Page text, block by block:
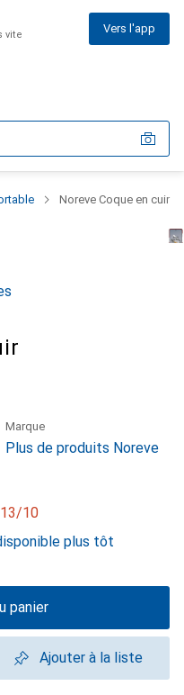
vite Vers l'app
Noreve Coque en cuir
Marque
Plus de produits Noreve
13/10
plus tôt
panier
Ajouter à la liste